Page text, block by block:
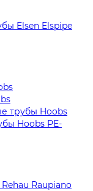
Elsen Elspipe
трубы Hoobs
Hoobs PE-
Raupiano